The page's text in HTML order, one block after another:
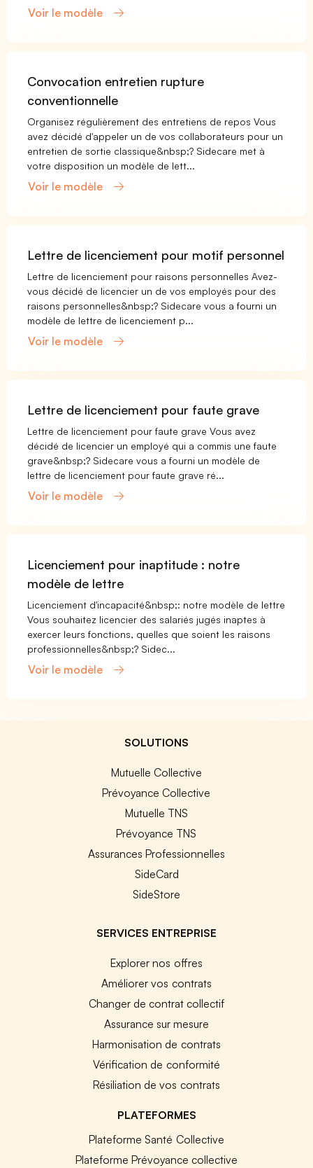
Voir le modèle
Convocation entretien rupture
conventionnelle
Organisez régulièrement des entretiens de repos Vous
avez décidé d'appeler un de vos collaborateurs pour un
entretien de sortie classique&nbsp;? Sidecare met à
votre disposition un modèle de lett...
Voir le modèle
Lettre de licenciement pour motif personnel
Lettre de licenciement pour raisons personnelles Avez-
vous décidé de licencier un de vos employés pour des
raisons personnelles&nbsp;? Sidecare vous a fourni un
modèle de lettre de licenciement p...
Voir le modèle
Lettre de licenciement pour faute grave
Lettre de licenciement pour faute grave Vous avez
décidé de licencier un employé qui a commis une faute
grave&nbsp;? Sidecare vous a fourni un modèle de
lettre de licenciement pour faute grave ré...
Voir le modèle
Licenciement pour inaptitude : notre
modèle de lettre
Licenciement d'incapacité&nbsp;: notre modèle de lettre
Vous souhaitez licencier des salariés jugés inaptes à
exercer leurs fonctions, quelles que soient les raisons
professionnelles&nbsp;? Sidec...
Voir le modèle
SOLUTIONS
Mutuelle Collective
Prévoyance Collective
Mutuelle TNS
Prévoyance TNS
Assurances Professionnelles
SideCard
SideStore
SERVICES ENTREPRISE
Explorer nos offres
Améliorer vos contrats
Changer de contrat collectif
Assurance sur mesure
Harmonisation de contrats
Vérification de conformité
Résiliation de vos contrats
PLATEFORMES
Plateforme Santé Collective
Plateforme Prévoyance collective